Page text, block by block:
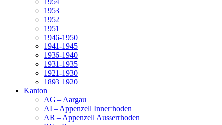
1954
1953
1952
1951
1946-1950
1941-1945
1936-1940
1931-1935
1921-1930
1893-1920
Kanton
AG – Aargau
AI – Appenzell Innerrhoden
AR – Appenzell Ausserrhoden